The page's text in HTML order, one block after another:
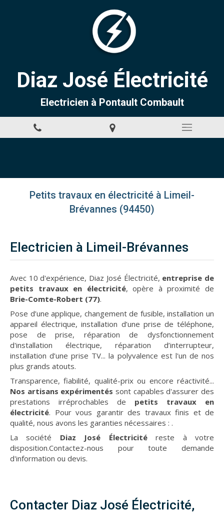
Diaz José Électricité
Electricien à Pontault Combault
Petits travaux en électricité à Limeil-
Brévannes (94450)
Electricien à Limeil-Brévannes
Avec 10 d'expérience, Diaz José Électricité, entreprise de
petits travaux en électricité, opère à proximité de
Brie-Comte-Robert (77).
Pose d’une applique, changement de fusible, installation un
appareil électrique, installation d’une prise de téléphone,
pose de prise, réparation de dysfonctionnement
d'installation électrique, réparation d’interrupteur,
installation d’une prise TV... la polyvalence est l'un de nos
plus grands atouts.
Transparence, fiabilité, qualité-prix ou encore réactivité...
Nos artisans expérimentés sont capables d'assurer des
prestations irréprochables de petits travaux en
électricité. Pour vous garantir des travaux finis et de
qualité, nous avons les garanties nécessaires : .
La société Diaz José Électricitéreste à votre
disposition.Contactez-nous pour toute demande
d'information ou devis.
Contacter Diaz José Électricité,